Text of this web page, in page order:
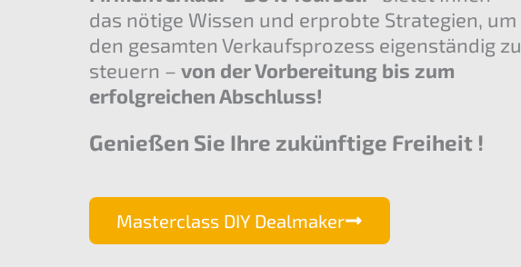
das nötige Wissen und erprobte Strategien, um
den gesamten Verkaufsprozess eigenständig zu
steuern – von der Vorbereitung bis zum
erfolgreichen Abschluss!
Genießen Sie Ihre zukünftige Freiheit !
Masterclass DIY Dealmaker